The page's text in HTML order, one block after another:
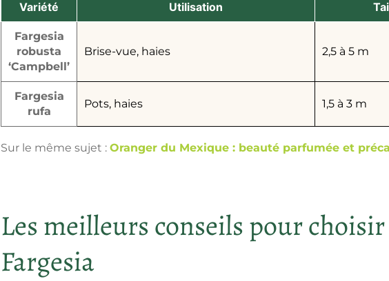
Variété Utilisation
Fargesia
robusta
‘Campbell’
Brise-vue, haies 2,5 à 5 m
Fargesia
rufa
Pots, haies 1,5 à 3 m
Sur le même sujet : Oranger du Mexique : beauté parfumée et
Les meilleurs conseils pour
Fargesia